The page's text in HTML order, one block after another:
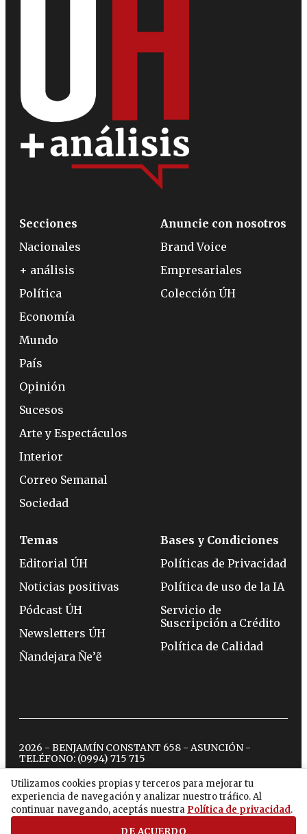
Utilizamos cookies propias y terceros para mejorar tu
experiencia de navegación y analizar nuestro tráfico. Al
continuar navegando, aceptás nuestra Política de privacidad.
DE ACUERDO
Secciones
Nacionales
+ análisis
Política
Economía
Mundo
País
Opinión
Sucesos
Arte y Espectáculos
Interior
Correo Semanal
Sociedad
Anuncie con nosotros
Brand Voice
Empresariales
Colección ÚH
Temas
Editorial ÚH
Noticias positivas
Pódcast ÚH
Newsletters ÚH
Ñandejara Ñe’ẽ
Bases y Condiciones
Políticas de Privacidad
Política de uso de la IA
Servicio de
Suscripción a Crédito
Política de Calidad
2026 - BENJAMÍN CONSTANT 658 - ASUNCIÓN -
TELÉFONO: (0994) 715 715
twitterinstagram
facebook
tiktokyoutubespotify